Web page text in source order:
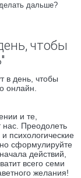
дальше?
чтобы
в день, чтобы
онлайн.
и те,
нас. Преодолеть
психологические
сформулируйте
действий,
всего семи
желания!